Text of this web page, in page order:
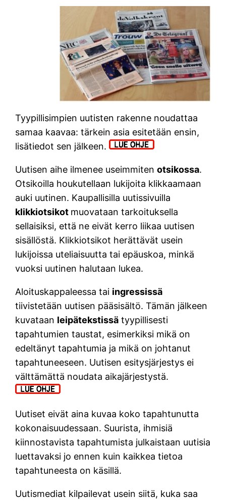
Tyypillisimpien uutisten rakenne noudattaa
samaa kaavaa: tärkein asia esitetään ensin,
lisätiedot sen jälkeen.
Uutisen aihe ilmenee useimmitenotsikossa.
Otsikoilla houkutellaan lukijoita klikkaamaan
auki uutinen. Kaupallisilla uutissivuilla
klikkiotsikot muovataan tarkoituksella
sellaisiksi, että ne eivät kerro liikaa uutisen
sisällöstä. Klikkiotsikot herättävät usein
lukijoissa uteliaisuutta tai epäuskoa, minkä
vuoksi uutinen halutaan lukea.
Aloituskappaleessa tai ingressissä
tiivistetään uutisen pääsisältö. Tämän jälkeen
kuvataan leipätekstissä tyypillisesti
tapahtumien taustat, esimerkiksi mikä on
edeltänyt tapahtumia ja mikä on johtanut
tapahtuneeseen. Uutisen esitysjärjestys ei
välttämättä noudata aikajärjestystä.
Uutiset eivät aina kuvaa koko tapahtunutta
kokonaisuudessaan. Suurista, ihmisiä
kiinnostavista tapahtumista julkaistaan uutisia
luettavaksi jo ennen kuin kaikkea tietoa
tapahtuneesta on käsillä.
Uutismediat kilpailevat usein siitä, kuka saa